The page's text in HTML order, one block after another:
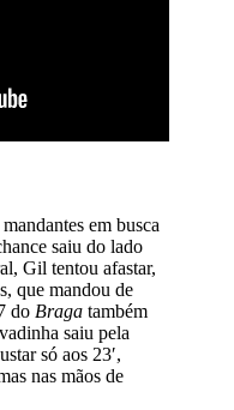
em busca
saiu do lado
Gil tentou afastar,
que mandou de
do Braga também
saiu pela
só aos 23′,
nas mãos de